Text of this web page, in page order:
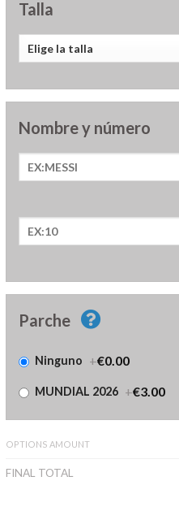
Talla
Nombre y número
Parche
Ninguno +€0.00
MUNDIAL 2026 +€3.00
OPTIONS AMOUNT
FINAL TOTAL